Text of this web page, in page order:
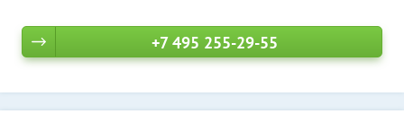
+7 495 255-29-55